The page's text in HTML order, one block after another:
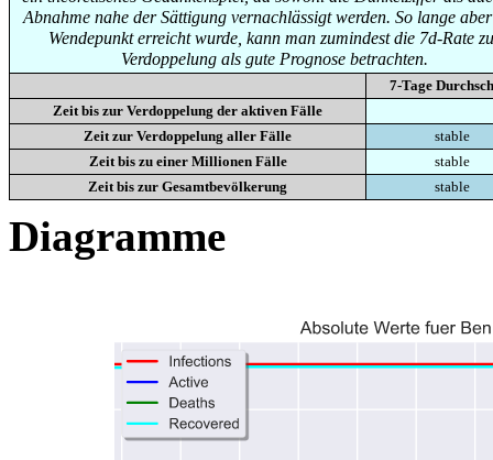
Abnahme nahe der Sättigung vernachlässigt werden. So lange
Wendepunkt erreicht wurde, kann man zumindest die 7d-Rate
Verdoppelung als gute Prognose betrachten.
7-Tage
Zeit bis zur Verdoppelung der aktiven Fälle
Zeit zur Verdoppelung aller Fälle
stable
Zeit bis zu einer Millionen Fälle
stable
Zeit bis zur Gesamtbevölkerung
stable
Diagramme